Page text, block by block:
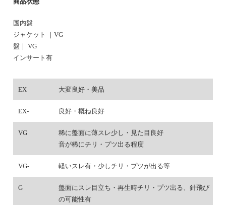
国内盤
ジャケット ｜VG
盤｜ VG
インサート有
EX 大変良好・美品
EX- 良好・概ね良好
VG
稀に盤面に薄スレ少し・見た目良好
音が稀にチリ・プツ出る程度
VG- 軽いスレ有・少しチリ・プツが出る等
G
盤面にスレ目立ち・再生時チリ・プツ出る、針飛び
の可能性有